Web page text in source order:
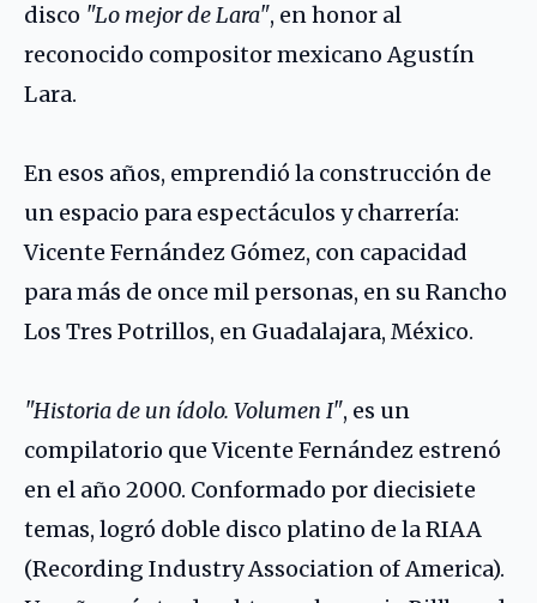
disco "Lo mejor de Lara", en honor al
reconocido compositor mexicanoAgustín
Lara.
En esos años, emprendió la construcción de
un espacio para espectáculos y charrería:
Vicente Fernández Gómez, con capacidad
para más de once mil personas, en su Rancho
Los Tres Potrillos, en Guadalajara, México.
"Historia de un ídolo. Volumen I", es un
compilatorio que Vicente Fernández estrenó
en el año 2000. Conformado por diecisiete
temas, logró doble disco platino de la RIAA
(Recording Industry Association of America).